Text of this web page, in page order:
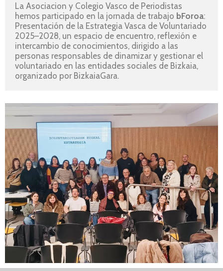
La Asociacion y Colegio Vasco de Periodistas
hemos participado en la jornada de trabajo bForoa:
Presentación de la Estrategia Vasca de Voluntariado
2025–2028, un espacio de encuentro, reflexión e
intercambio de conocimientos, dirigido a las
personas responsables de dinamizar y gestionar el
voluntariado en las entidades sociales de Bizkaia,
organizado por BizkaiaGara.